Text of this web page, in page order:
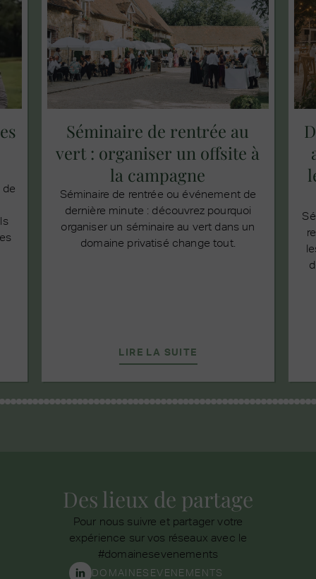
de
Séminaire de rentrée au
vert : organiser un offsite à
la campagne
Séminaire de rentrée ou événement de
dernière minute : découvrez pourquoi
organiser un séminaire au vert dans un
domaine privatisé change tout.
LIRE LA SUITE
Des lieux de partage
Pour nous suivre et partager votre
expérience sur vos réseaux avec le
#domainesevenements
DOMAINESEVENEMENTS